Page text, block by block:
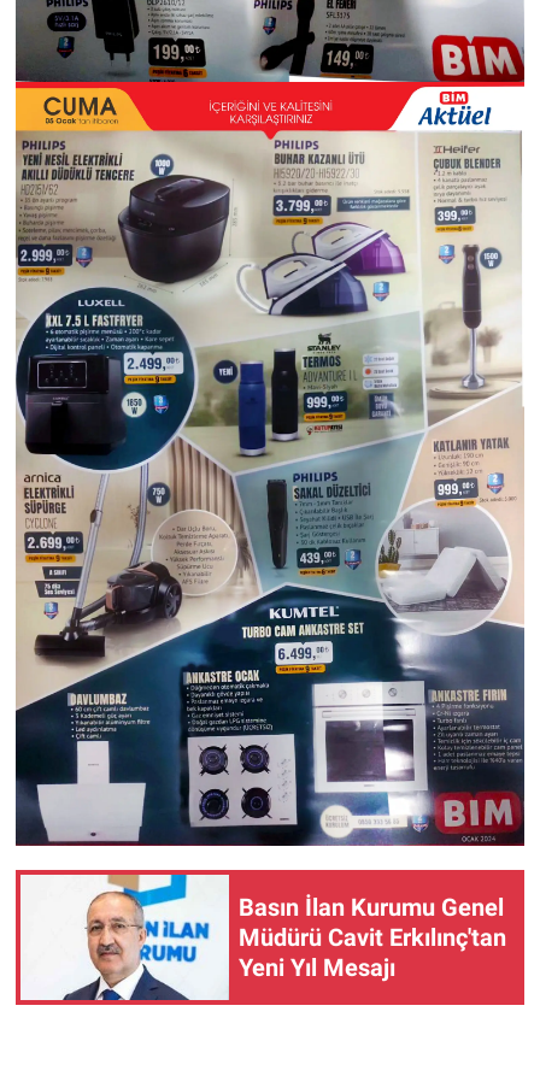
Basın İlan Kurumu Genel
Müdürü Cavit Erkılınç'tan
Yeni Yıl Mesajı